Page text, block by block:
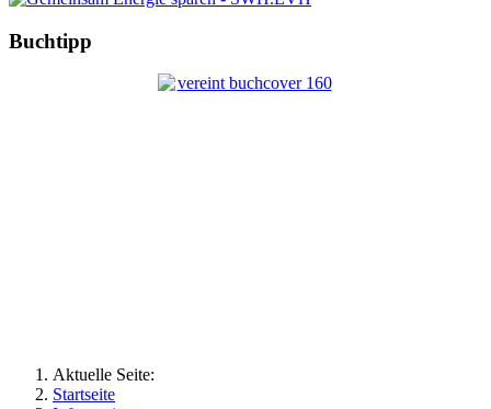
Buchtipp
Aktuelle Seite:
Startseite